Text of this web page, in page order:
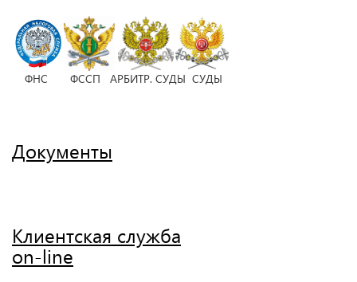
ФНС ФССП АРБИТР. СУДЫ СУДЫ
Документы
Клиентская служба
on-line